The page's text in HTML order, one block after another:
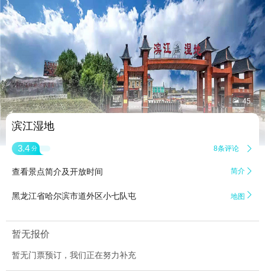
 45
滨江湿地
3.4 分 8条评论 
查看景点简介及开放时间 简介 
黑龙江省哈尔滨市道外区小七队屯 地图 
暂无报价
暂无门票预订，我们正在努力补充
